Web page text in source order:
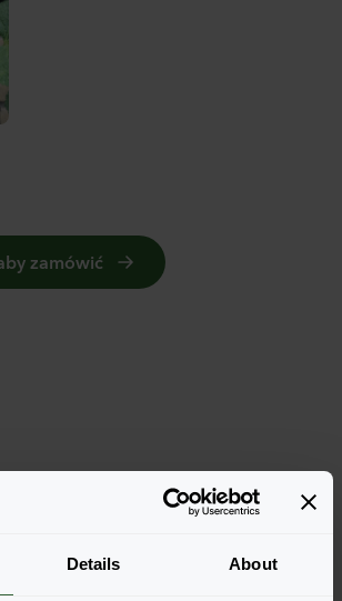
Details About
zamówić